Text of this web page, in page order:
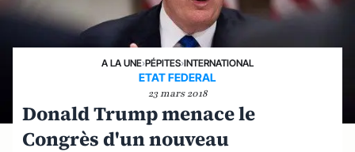
A LA UNE›PÉPITES›INTERNATIONAL
ETAT FEDERAL
23 mars 2018
Donald Trump menace le
Congrès d'un nouveau